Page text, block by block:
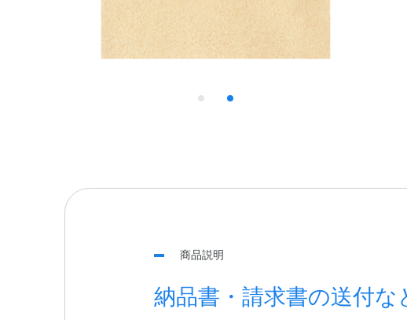
商品説明
納品書・請求書の送付な